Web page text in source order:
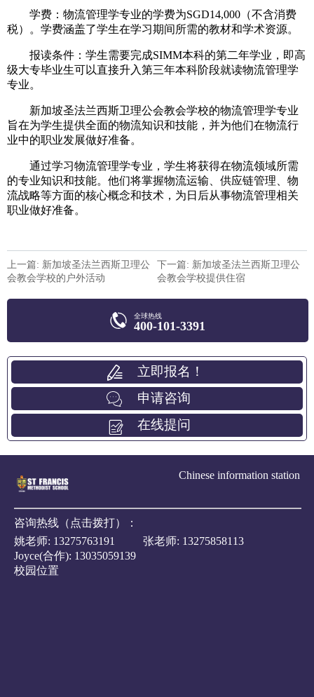
学费：物流管理学专业的学费为SGD14,000（不含消费
税）。学费涵盖了学生在学习期间所需的教材和学术资源。
报读条件：学生需要完成SIMM本科的第二年学业，即高
级大专毕业生可以直接升入第三年本科阶段就读物流管理学
专业。
新加坡圣法兰西斯卫理公会教会学校的物流管理学专业
旨在为学生提供全面的物流知识和技能，并为他们在物流行
业中的职业发展做好准备。
通过学习物流管理学专业，学生将获得在物流领域所需
的专业知识和技能。他们将掌握物流运输、供应链管理、物
流战略等方面的核心概念和技术，为日后从事物流管理相关
职业做好准备。
上一篇: 新加坡圣法兰西斯卫理公
会教会学校的户外活动
下一篇: 新加坡圣法兰西斯卫理公
会教会学校提供住宿
全球热线
400-101-3391
立即报名！
申请咨询
在线提问
Chinese information station
咨询热线（点击拨打）：
姚老师: 13275763191 张老师: 13275858113
Joyce(合作): 13035059139
校园位置
立即获取